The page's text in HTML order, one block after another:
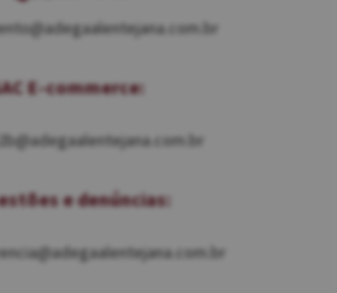
E-commerce:
e denúncias: